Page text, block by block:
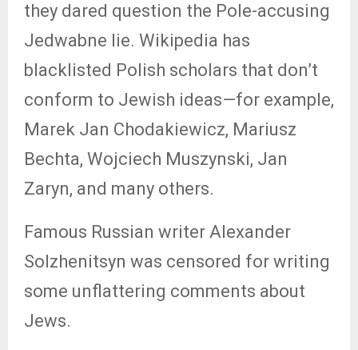
they dared question the Pole-accusing
Jedwabne lie. Wikipedia has
blacklisted Polish scholars that don’t
conform to Jewish ideas—for example,
Marek Jan Chodakiewicz, Mariusz
Bechta, Wojciech Muszynski, Jan
Zaryn, and many others.
Famous Russian writer Alexander
Solzhenitsyn was censored for writing
some unflattering comments about
Jews.